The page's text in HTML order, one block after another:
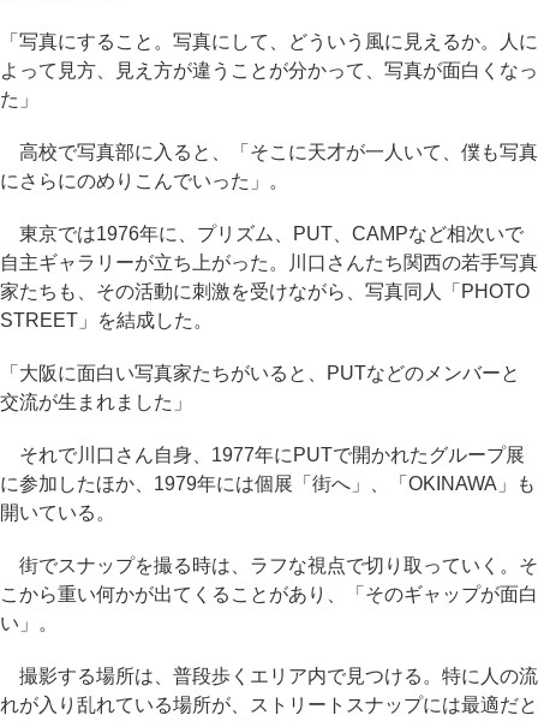
「写真にすること。写真にして、どういう風に見えるか。人に
よって見方、見え方が違うことが分かって、写真が面白くなっ
た」
高校で写真部に入ると、「そこに天才が一人いて、僕も写真
にさらにのめりこんでいった」。
東京では1976年に、プリズム、PUT、CAMPなど相次いで
自主ギャラリーが立ち上がった。川口さんたち関西の若手写真
家たちも、その活動に刺激を受けながら、写真同人「PHOTO
STREET」を結成した。
「大阪に面白い写真家たちがいると、PUTなどのメンバーと
交流が生まれました」
それで川口さん自身、1977年にPUTで開かれたグループ展
に参加したほか、1979年には個展「街へ」、「OKINAWA」も
開いている。
街でスナップを撮る時は、ラフな視点で切り取っていく。そ
こから重い何かが出てくることがあり、「そのギャップが面白
い」。
撮影する場所は、普段歩くエリア内で見つける。特に人の流
れが入り乱れている場所が、ストリートスナップには最適だと